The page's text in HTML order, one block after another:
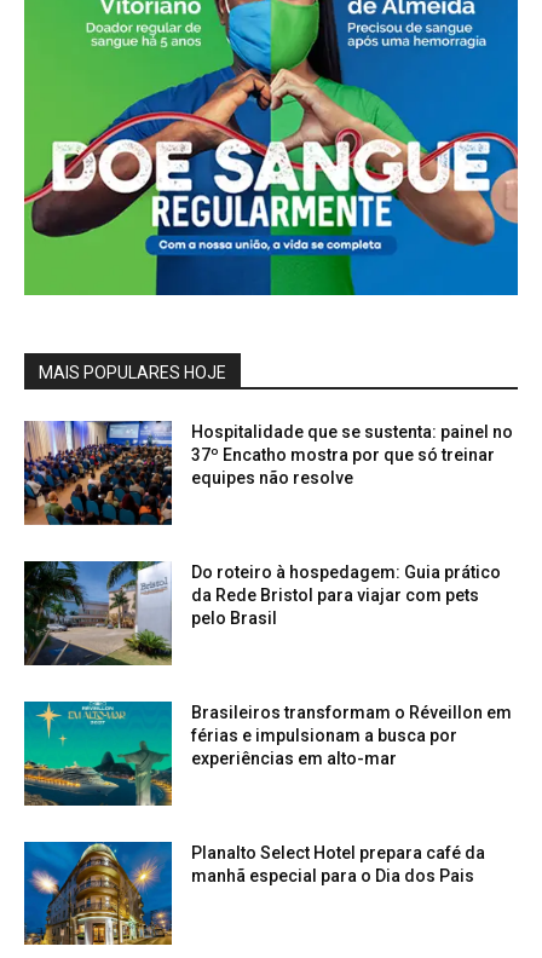
MAIS POPULARES HOJE
Hospitalidade que se sustenta: painel no
37º Encatho mostra por que só treinar
equipes não resolve
Do roteiro à hospedagem: Guia prático
da Rede Bristol para viajar com pets
pelo Brasil
Brasileiros transformam o Réveillon em
férias e impulsionam a busca por
experiências em alto-mar
Planalto Select Hotel prepara café da
manhã especial para o Dia dos Pais